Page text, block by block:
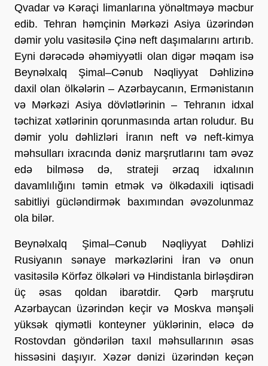
Qvadar və Kəraçi limanlarına yönəltməyə məcbur
edib. Tehran həmçinin Mərkəzi Asiya üzərindən
dəmir yolu vasitəsilə Çinə neft daşımalarını artırıb.
Eyni dərəcədə əhəmiyyətli olan digər məqam isə
Beynəlxalq Şimal–Cənub Nəqliyyat Dəhlizinə
daxil olan ölkələrin – Azərbaycanın, Ermənistanın
və Mərkəzi Asiya dövlətlərinin – Tehranın idxal
təchizat xətlərinin qorunmasında artan roludur. Bu
dəmir yolu dəhlizləri İranın neft və neft-kimya
məhsulları ixracında dəniz marşrutlarını tam əvəz
edə bilməsə də, strateji ərzaq idxalının
davamlılığını təmin etmək və ölkədaxili iqtisadi
sabitliyi gücləndirmək baxımından əvəzolunmaz
ola bilər.
Beynəlxalq Şimal–Cənub Nəqliyyat Dəhlizi
Rusiyanın sənaye mərkəzlərini İran və onun
vasitəsilə Körfəz ölkələri və Hindistanla birləşdirən
üç əsas qoldan ibarətdir. Qərb marşrutu
Azərbaycan üzərindən keçir və Moskva mənşəli
yüksək qiymətli konteyner yüklərinin, eləcə də
Rostovdan göndərilən taxıl məhsullarının əsas
hissəsini daşıyır. Xəzər dənizi üzərindən keçən